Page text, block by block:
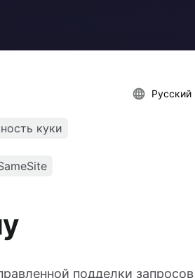
Русский
куки
подделки запросов